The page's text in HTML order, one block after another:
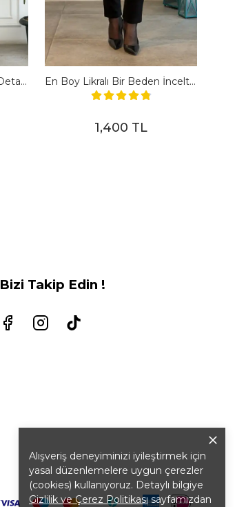
Alışveriş deneyiminizi iyileştirmek için
yasal düzenlemelere uygun çerezler
(cookies) kullanıyoruz. Detaylı bilgiye
Gizlilik ve Çerez Politikasısayfamızdan
Polo Yaka Çizgili Gömlek Detaylı Kısa Kollu Takım - BORDO En Boy Likralı Bir Beden İncelten Pantolon - SIYAH
1,400 TL
Bizi Takip Edin !